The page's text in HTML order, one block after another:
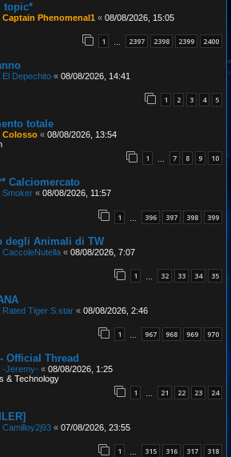
topic*
Captain Phenomenal1 « 08/08/2026, 15:05
1 … 2397 2398 2399 2400
El Depechito « 08/08/2026, 14:41
1 2 3 4 5
totale
Colosso « 08/08/2026, 13:54
1 … 7 8 9 10
Calciomercato
Smoker « 08/08/2026, 11:57
1 396 397 398 399
degli Animali di TW
CaccoleNutella « 08/08/2026, 7:07
1 32 33 34 35
Rated Tiger S.star « 08/08/2026, 2:46
1 967 968 969 970
Official Thread
-Jeremy- « 08/08/2026, 1:25
& Technology
1 21 22 23 24
Camilloy2j93 « 07/08/2026, 23:55
1 315 316 317 318